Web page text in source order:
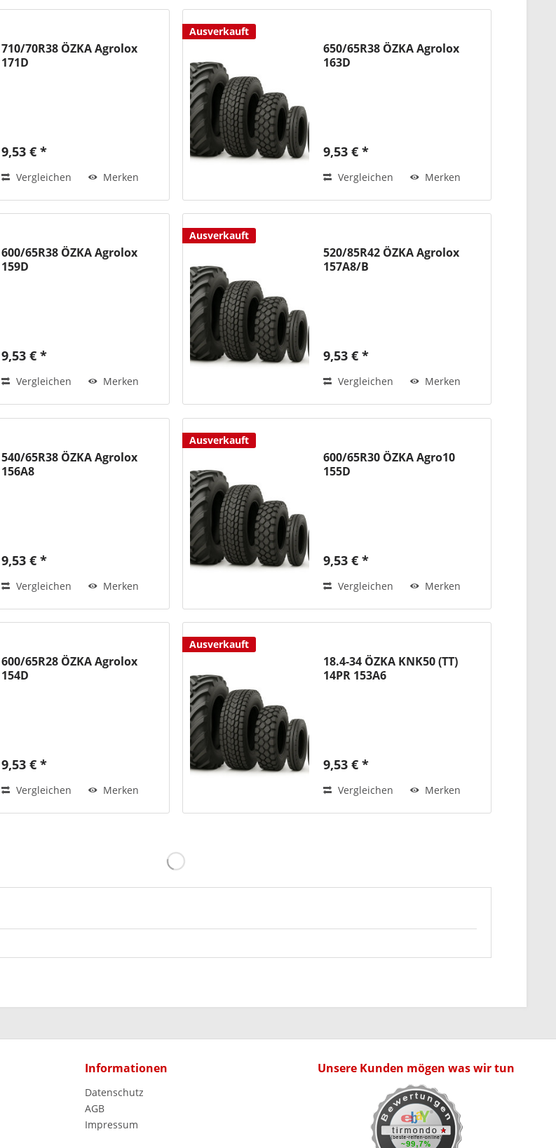
710/70R38 ÖZKA Agrolox
171D
9,53 € *
Vergleichen Merken
Ausverkauft
650/65R38 ÖZKA Agrolox
163D
9,53 € *
Vergleichen Merken
600/65R38 ÖZKA Agrolox
159D
9,53 € *
Vergleichen Merken
Ausverkauft
520/85R42 ÖZKA Agrolox
157A8/B
9,53 € *
Vergleichen Merken
540/65R38 ÖZKA Agrolox
156A8
9,53 € *
Vergleichen Merken
Ausverkauft
600/65R30 ÖZKA Agro10
155D
9,53 € *
Vergleichen Merken
600/65R28 ÖZKA Agrolox
154D
9,53 € *
Vergleichen Merken
Ausverkauft
18.4-34 ÖZKA KNK50 (TT)
14PR 153A6
9,53 € *
Vergleichen Merken
Informationen
Datenschutz
AGB
Impressum
Unsere Kunden mögen was wir tun